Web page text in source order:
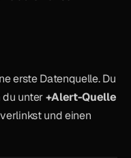
erste Datenquelle. Du
du unter +Alert-Quelle
und einen